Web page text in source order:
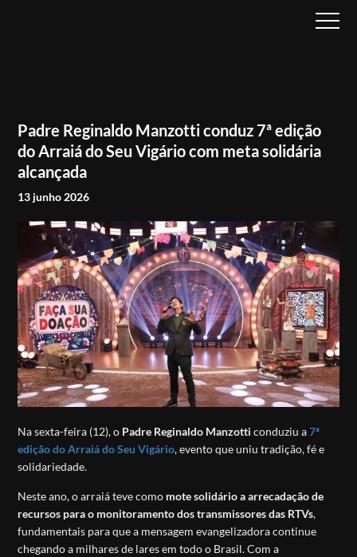
Padre Reginaldo Manzotti conduz 7ª edição
do Arraiá do Seu Vigário com meta solidária
alcançada
13 junho 2026
Na sexta-feira (12), o Padre Reginaldo Manzotti conduziu a7ª
edição do Arraiá do Seu Vigário, evento que uniu tradição, fé e
solidariedade.
Neste ano, o arraiá teve como mote solidário a arrecadação de
recursos para o monitoramento dos transmissores das RTVs,
fundamentais para que a mensagem evangelizadora continue
chegando a milhares de lares em todo o Brasil. Com a